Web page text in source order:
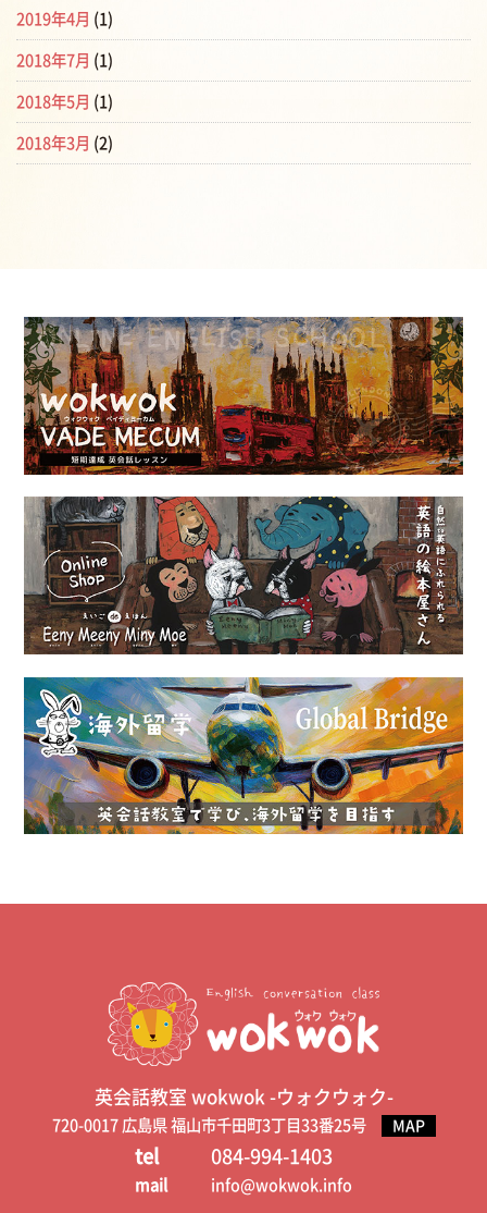
2019年4月 (1)
2018年7月 (1)
2018年5月 (1)
2018年3月 (2)
英会話教室 wokwok -ウォクウォク-
720-0017 広島県 福山市千田町3丁目33番25号 MAP
tel 084-994-1403
mail info@wokwok.info